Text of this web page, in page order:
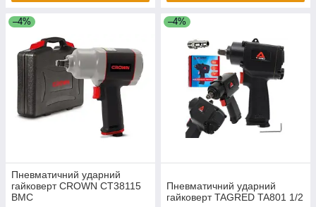
–4%
Пневматичний ударний
гайковерт CROWN CT38115
BMC
–4%
Пневматичний ударний
гайковерт TAGRED TA801 1/2